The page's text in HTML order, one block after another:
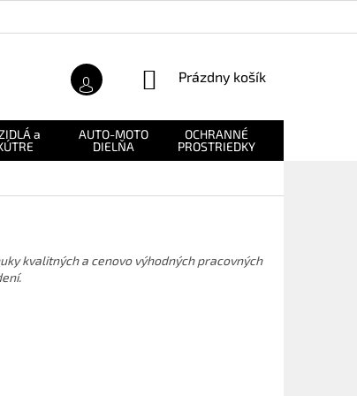
NÁKUPNÝ
Prázdny košík
a
AUTO-MOTO
DIELŇA
OCHRANNÉ
PROSTRIEDKY
kvalitných a cenovo výhodných pracovných